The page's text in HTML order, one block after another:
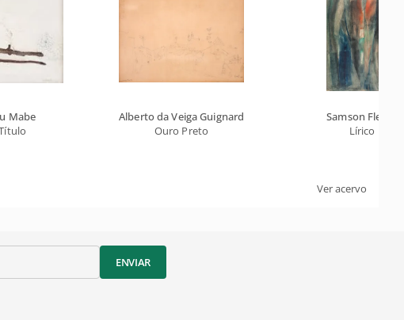
Mabe
Alberto da Veiga Guignard
Ouro Preto
Samson Flexor
Lírico
Ver acervo
ENVIAR